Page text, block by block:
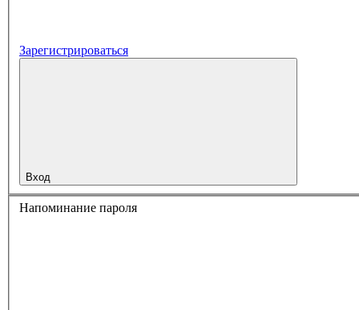
Зарегистрироваться
Вход
Напоминание пароля